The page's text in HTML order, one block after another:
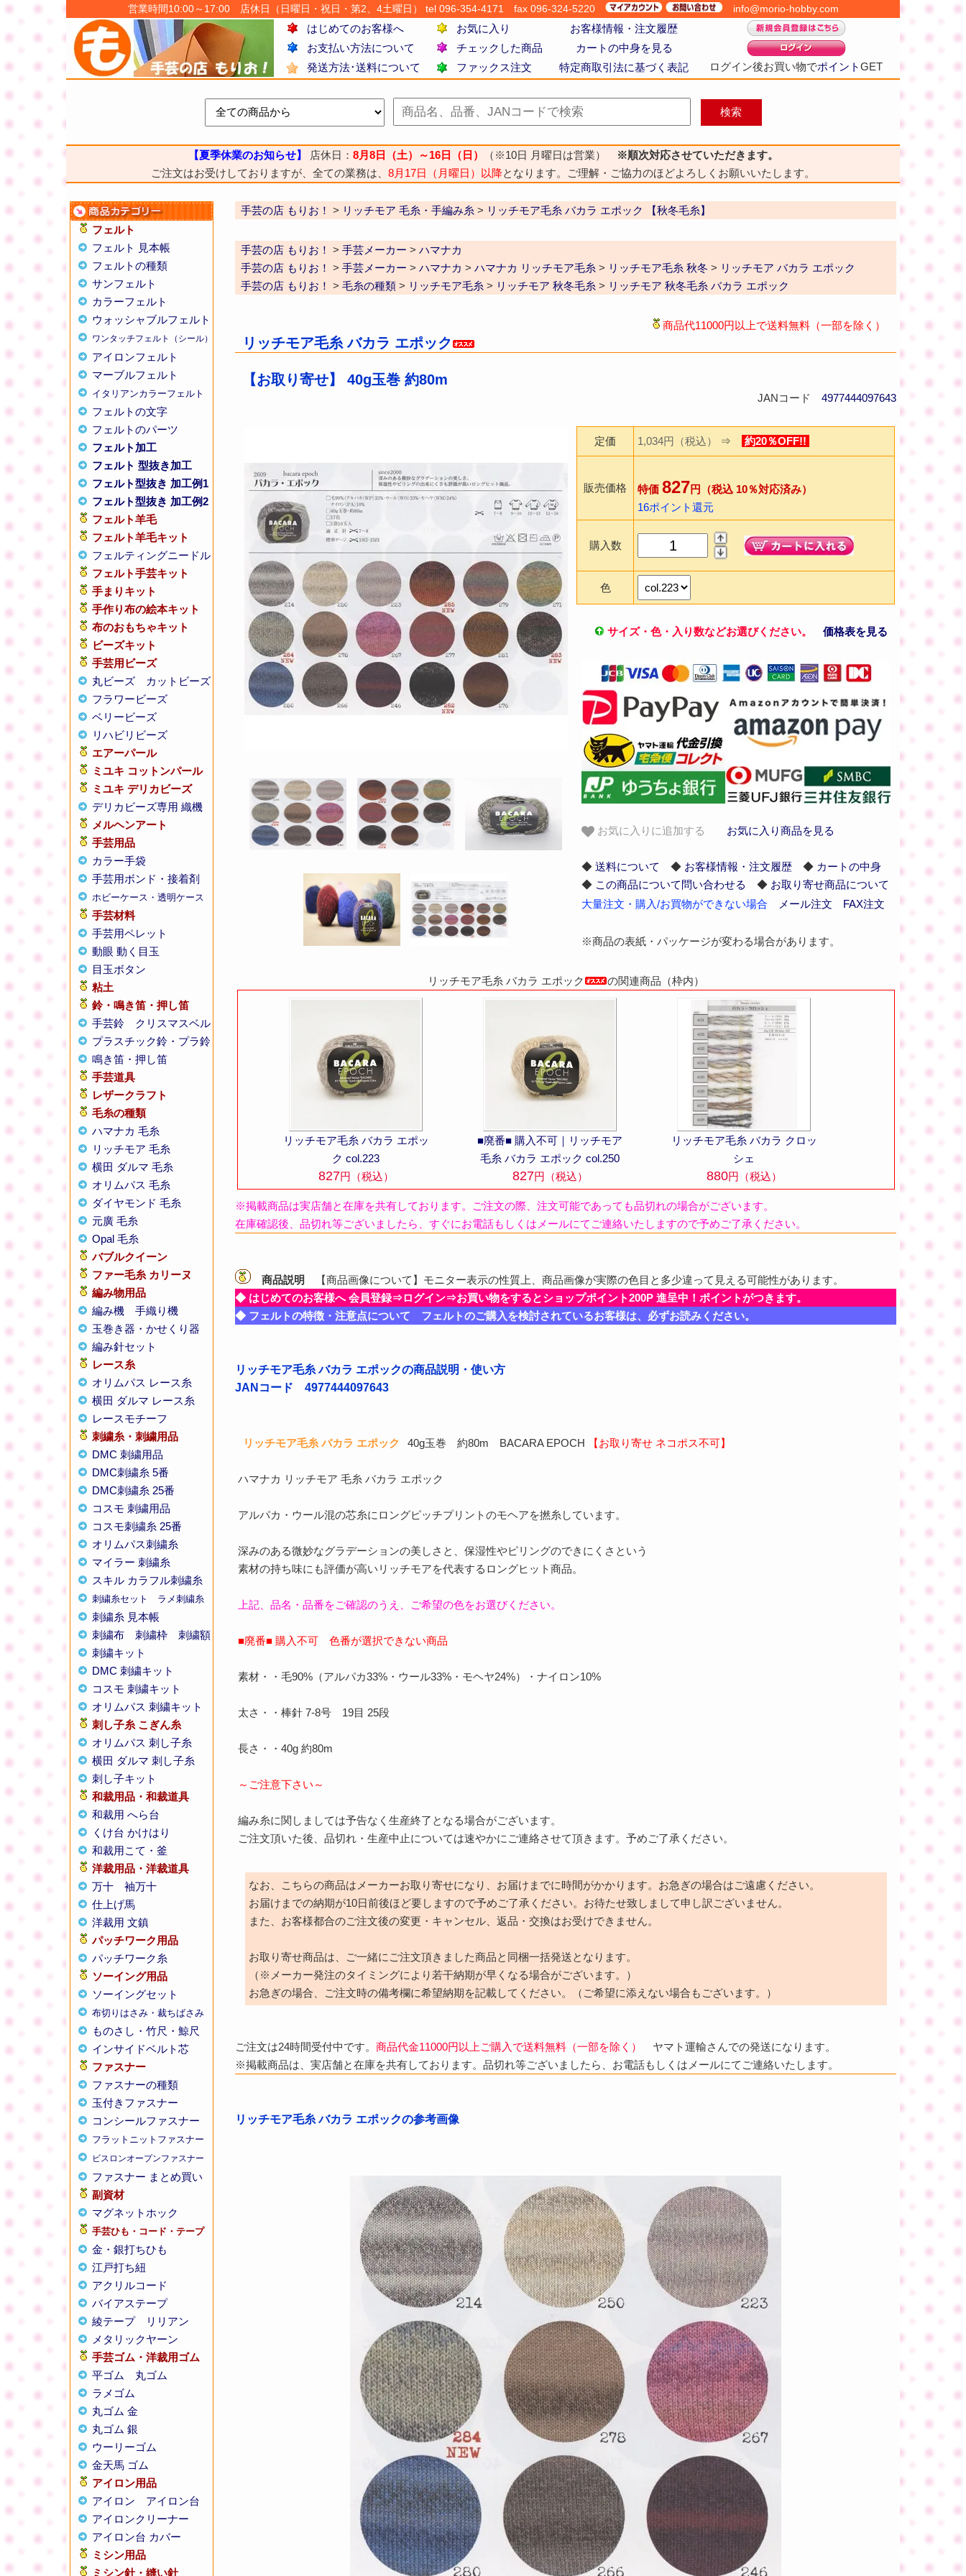
営業時間10:00～17:00 店休日（日曜日・祝日・第2、4土曜日） tel 096-354-4171 fax 096-324-5220 info@morio-hobby.com
はじめてのお客様へ お気に入り お客様情報・注文履歴
ログイン後お買い物でポイントGET
お支払い方法について チェックした商品
カートの中身を見る
発送方法･送料について
ファックス注文 特定商取引法に基づく表記
【夏季休業のお知らせ】 店休日： 8月8日（土）～16日（日） （※10日 月曜日は営業）
※順次対応させていただきます。
ご注文はお受けしておりますが、全ての業務は、 8月17日（月曜日）以降となります。ご理解・ご協力のほどよろしくお願いいたします。
フェルト
フェルト 見本帳
フェルトの種類
サンフェルト
カラーフェルト
ウォッシャブルフェルト
ワンタッチフェルト（シール）
アイロンフェルト
マーブルフェルト
イタリアンカラーフェルト
フェルトの文字
フェルトのパーツ
フェルト加工
フェルト 型抜き加工
フェルト型抜き 加工例1
フェルト型抜き 加工例2
フェルト羊毛
フェルト羊毛キット
フェルティングニードル
フェルト手芸キット
手まりキット
手作り布の絵本キット
布のおもちゃキット
ビーズキット
手芸用ビーズ
丸ビーズ
カットビーズ
フラワービーズ
ベリービーズ
リハビリビーズ
エアーパール
ミユキ コットンパール
ミユキ デリカビーズ
デリカビーズ専用 織機
メルヘンアート
手芸用品
カラー手袋
手芸用ボンド・接着剤
ホビーケース・透明ケース
手芸材料
手芸用ペレット
動眼 動く目玉
目玉ボタン
粘土
鈴・鳴き笛・押し笛
手芸鈴
クリスマスベル
プラスチック鈴・プラ鈴
鳴き笛・押し笛
手芸道具
レザークラフト
毛糸の種類
ハマナカ 毛糸
リッチモア 毛糸
横田 ダルマ 毛糸
オリムパス 毛糸
ダイヤモンド 毛糸
元廣 毛糸
Opal 毛糸
バブルクイーン
ファー毛糸 カリーヌ
編み物用品
編み機
手織り機
玉巻き器・かせくり器
編み針セット
レース糸
オリムパス レース糸
横田 ダルマ レース糸
レースモチーフ
刺繍糸・刺繍用品
DMC 刺繍用品
DMC刺繍糸 5番
DMC刺繍糸 25番
コスモ 刺繍用品
コスモ刺繍糸 25番
オリムパス刺繍糸
マイラー 刺繍糸
スキル カラフル刺繍糸
刺繍糸セット ラメ刺繍糸
刺繍糸 見本帳
刺繍布
刺繍枠
刺繍額
刺繍キット
DMC 刺繍キット
コスモ 刺繍キット
オリムパス 刺繍キット
刺し子糸 こぎん糸
オリムパス 刺し子糸
横田 ダルマ 刺し子糸
刺し子キット
和裁用品・和裁道具
和裁用 へら台
くけ台 かけはり
和裁用こて・釜
洋裁用品・洋裁道具
万十
袖万十
仕上げ馬
洋裁用 文鎮
パッチワーク用品
パッチワーク糸
ソーイング用品
ソーイングセット
布切りはさみ・裁ちばさみ
ものさし・竹尺・鯨尺
インサイドベルト芯
ファスナー
ファスナーの種類
玉付きファスナー
コンシールファスナー
フラットニットファスナー
ビスロンオープンファスナー
ファスナー まとめ買い
副資材
マグネットホック
手芸ひも・コード・テープ
金・銀打ちひも
江戸打ち紐
アクリルコード
バイアステープ
綾テープ
リリアン
メタリックヤーン
手芸ゴム・洋裁用ゴム
平ゴム
丸ゴム
ラメゴム
丸ゴム 金
丸ゴム 銀
ウーリーゴム
金天馬 ゴム
アイロン用品
アイロン
アイロン台
アイロンクリーナー
アイロン台 カバー
ミシン用品
ミシン針・縫い針
手芸の店 もりお！ > リッチモア 毛糸・手編み糸 > リッチモア毛糸 バカラ エポック 【秋冬毛糸】
手芸の店 もりお！ > 手芸メーカー > ハマナカ
手芸の店 もりお！ > 手芸メーカー > ハマナカ > ハマナカ リッチモア毛糸 > リッチモア毛糸 秋冬 > リッチモア バカラ エポック
手芸の店 もりお！ > 毛糸の種類 > リッチモア毛糸 > リッチモア 秋冬毛糸 > リッチモア 秋冬毛糸 バカラ エポック
商品代11000円以上で送料無料（一部を除く）
リッチモア毛糸 バカラ エポック
【お取り寄せ】 40g玉巻 約80m
JANコード 4977444097643
定価 1,034円（税込） ⇒ 約20％OFF!!
販売価格 特価 827円（税込 10％対応済み）
16ポイント還元
購入数
色
サイズ・色・入り数などお選びください。 価格表を見る
お気に入りに追加する お気に入り商品を見る
◆ 送料について ◆ お客様情報・注文履歴◆ カートの中身
◆ この商品について問い合わせる ◆ お取り寄せ商品について
大量注文・購入/お買物ができない場合
メール注文 FAX注文
※商品の表紙・パッケージが変わる場合があります。
リッチモア毛糸 バカラ エポック の関連商品（枠内）
リッチモア毛糸 バカラ エポッ
ク col.223
827円（税込）
■廃番■ 購入不可｜リッチモア
毛糸 バカラ エポック col.250
827円（税込）
リッチモア毛糸 バカラ クロッ
シェ
880円（税込）
※掲載商品は実店舗と在庫を共有しております。ご注文の際、注文可能であっても品切れの場合がございます。
在庫確認後、品切れ等ございましたら、すぐにお電話もしくはメールにてご連絡いたしますので予めご了承ください。
商品説明
【商品画像について】モニター表示の性質上、商品画像が実際の色目と多少違って見える可能性があります。
◆ はじめてのお客様へ 会員登録⇒ログイン⇒お買い物をするとショップポイント200P 進呈中！ポイントがつきます。
◆ フェルトの特徴・注意点について フェルトのご購入を検討されているお客様は、必ずお読みください。
リッチモア毛糸 バカラ エポックの商品説明・使い方
JANコード 4977444097643
リッチモア毛糸 バカラ エポック 40g玉巻 約80m BACARA EPOCH 【お取り寄せ ネコポス不可】
ハマナカ リッチモア 毛糸 バカラ エポック
アルパカ・ウール混の芯糸にロングピッチプリントのモヘアを撚糸しています。
深みのある微妙なグラデーションの美しさと、保湿性やピリングのできにくさという
素材の持ち味にも評価が高いリッチモアを代表するロングヒット商品。
上記、品名・品番をご確認のうえ、ご希望の色をお選びください。
■廃番■ 購入不可 色番が選択できない商品
素材・・毛90%（アルパカ33%・ウール33%・モヘヤ24%）・ナイロン10%
太さ・・棒針 7-8号 19目 25段
長さ・・40g 約80m
～ご注意下さい～
編み糸に関しましては予告なく生産終了となる場合がございます。
ご注文頂いた後、品切れ・生産中止については速やかにご連絡させて頂きます。予めご了承ください。
なお、こちらの商品はメーカーお取り寄せになり、お届けまでに時間がかかります。お急ぎの場合はご遠慮ください。
お届けまでの納期が10日前後ほど要しますので予めご了承ください。お待たせ致しまして申し訳ございません。
また、お客様都合のご注文後の変更・キャンセル、返品・交換はお受けできません。
お取り寄せ商品は、ご一緒にご注文頂きました商品と同梱一括発送となります。
（※メーカー発注のタイミングにより若干納期が早くなる場合がございます。）
お急ぎの場合、ご注文時の備考欄に希望納期を記載してください。（ご希望に添えない場合もございます。）
ご注文は24時間受付中です。 商品代金11000円以上ご購入で送料無料（一部を除く）
ヤマト運輸さんでの発送になります。
※掲載商品は、実店舗と在庫を共有しております。品切れ等ございましたら、お電話もしくはメールにてご連絡いたします。
リッチモア毛糸 バカラ エポックの参考画像